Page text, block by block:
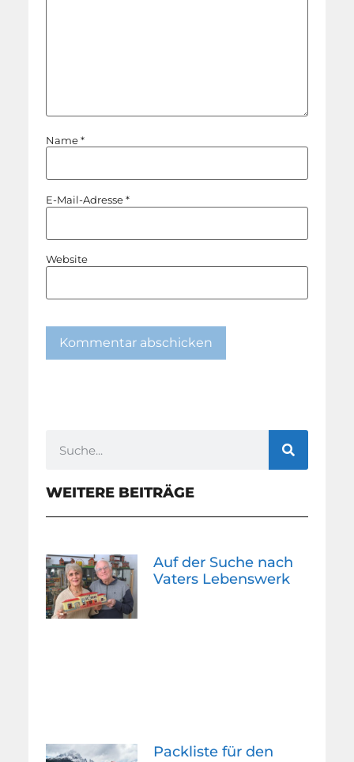
Name*
E-Mail-Adresse*
Website
WEITERE BEITRÄGE
Auf der Suche nach
Vaters Lebenswerk
Packliste für den